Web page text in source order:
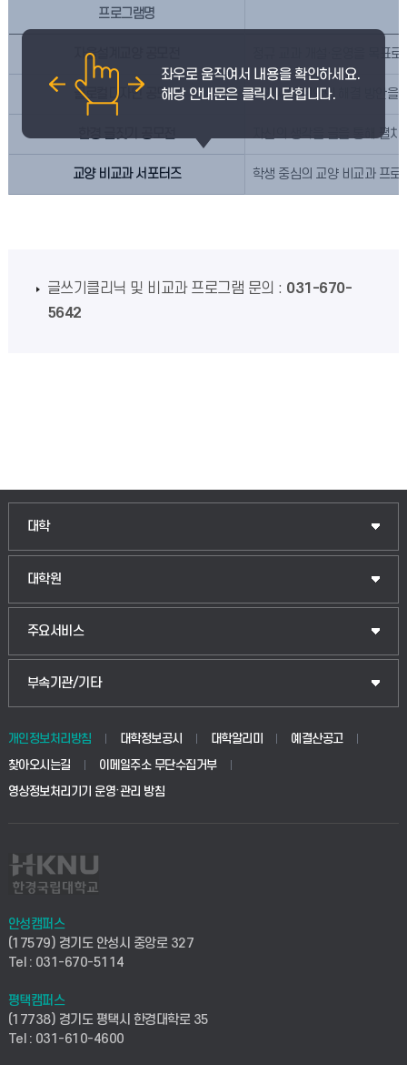
프로그램명
자율설계교양 공모전 정규 교과 개설·운영을 목표
글로컬디자인 공모전 지역사회 현안의 해결 방안을
자신의 생각을 글을 통해 펼
교양 비교과 서포터즈 학생 중심의 교양 비교과 프로
글쓰기클리닉 및 비교과 프로그램 문의 : 031-670-
5642
대학
인문융합공공인재학부
법경영학부
생명공학부
사회안전시스템공학부
컴퓨터응용수학부
ICT로봇기계공학부
전자전기공학부
대학원
일반대학원
산업대학원
공공정책대학원
교육대학원
주요서비스
입학안내
웹메일
학사시스템(전문학사 및 전공심화)
사이버캠퍼스(전문학사 및 전공심화)
시설바로처리서비스
연구실안전관리시스템
산학연구관리시스템
부속기관/기타
중앙도서관
학생생활관(안성)
산학협력단
취업지원센터
창업지원센터
현장실습지원센터
개인정보처리방침 대학정보공시 대학알리미
예결산공고
찾아오시는길
이메일주소 무단수집거부
영상정보처리기기 운영·관리 방침
안성캠퍼스
(17579) 경기도 안성시 중앙로 327
Tel : 031-670-5114
평택캠퍼스
(17738) 경기도 평택시 한경대학로 35
Tel : 031-610-4600